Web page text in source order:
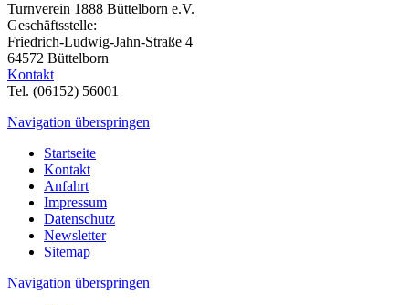
Turnverein 1888 Büttelborn e.V.
Geschäftsstelle:
Friedrich-Ludwig-Jahn-Straße 4
64572 Büttelborn
Kontakt
Tel. (06152) 56001
Navigation überspringen
Startseite
Kontakt
Anfahrt
Impressum
Datenschutz
Newsletter
Sitemap
Navigation überspringen